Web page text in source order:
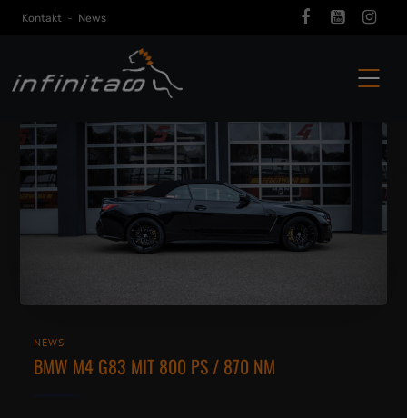
Kontakt - News
NEWS
BMW M4 G83 MIT 800 PS / 870 NM